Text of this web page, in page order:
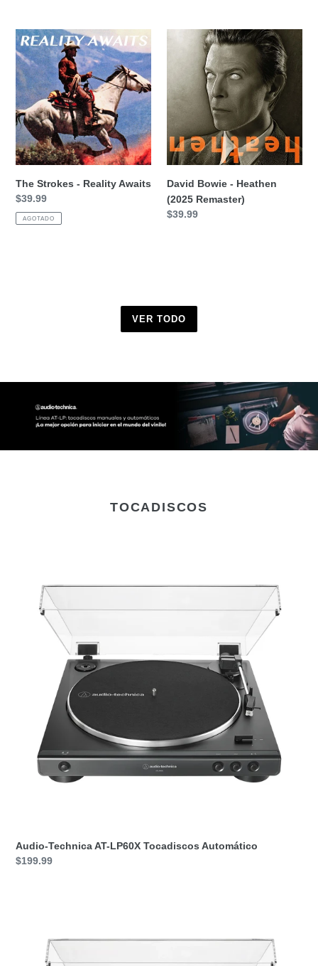
The
Strokes
-
Reality
Awaits
The Strokes - Reality Awaits
Precio
habitual
$39.99
AGOTADO
Heathen
(2025
Remaster)
David Bowie - Heathen
(2025 Remaster)
Precio
$39.99
VER TODO
TOCADISCOS
LP60X
Tocadiscos
Automático
Audio-Technica AT-LP60X Tocadiscos Automático
Precio
$199.99
LP60XBT